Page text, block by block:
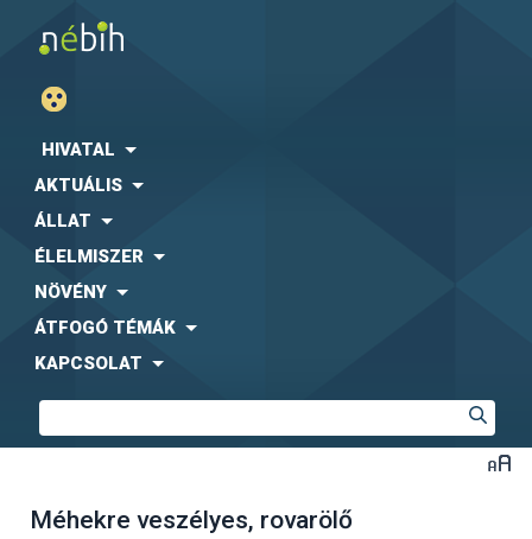
HIVATAL
AKTUÁLIS
ÁLLAT
ÉLELMISZER
NÖVÉNY
ÁTFOGÓ TÉMÁK
KAPCSOLAT
Méhekre veszélyes, rovarölő